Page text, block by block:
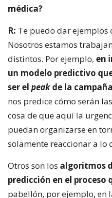
médica?
R: Te puedo dar ejemplos
Nosotros estamos
distintos. Por ejemplo, en
un modelo predictivo
ser el peakde la
nos predice cómo serán
cosa de que aquí la
puedan organizarse en
solamente reaccionar a lo
Otros son los algoritmos
predicción en el proceso
pabellón, por ejemplo, en